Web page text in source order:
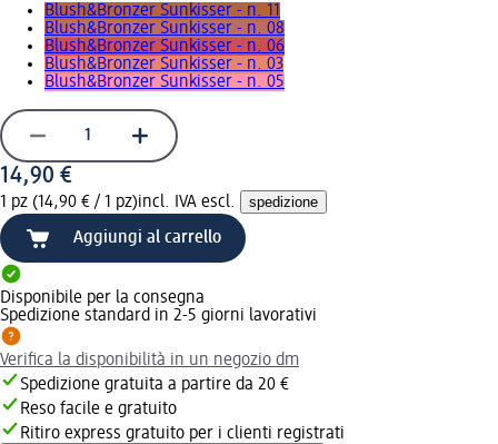
Blush&Bronzer Sunkisser - n. 11
Blush&Bronzer Sunkisser - n. 08
Blush&Bronzer Sunkisser - n. 06
Blush&Bronzer Sunkisser - n. 03
Blush&Bronzer Sunkisser - n. 05
14,90 €
1 pz (14,90 € / 1 pz)incl. IVA escl. spedizione
Aggiungi al carrello
Disponibile per la consegna
Spedizione standard in 2-5 giorni lavorativi
Verifica la disponibilità in un negozio dm
Spedizione gratuita a partire da 20 €
Reso facile e gratuito
Ritiro express gratuito per i clienti registrati